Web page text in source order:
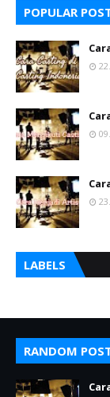
POPULAR
LABELS
RANDOM